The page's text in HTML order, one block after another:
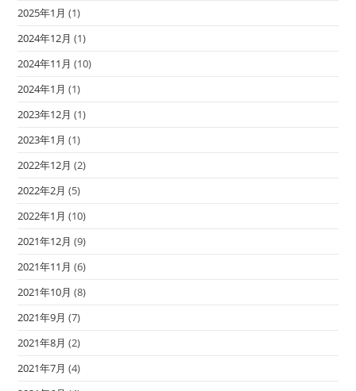
2025年1月 (1)
2024年12月 (1)
2024年11月 (10)
2024年1月 (1)
2023年12月 (1)
2023年1月 (1)
2022年12月 (2)
2022年2月 (5)
2022年1月 (10)
2021年12月 (9)
2021年11月 (6)
2021年10月 (8)
2021年9月 (7)
2021年8月 (2)
2021年7月 (4)